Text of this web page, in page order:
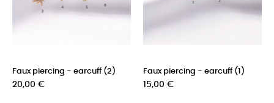
Faux piercing - earcuff (2)
Prix
20,00 €
Faux piercing - earcuff (1)
Prix
15,00 €